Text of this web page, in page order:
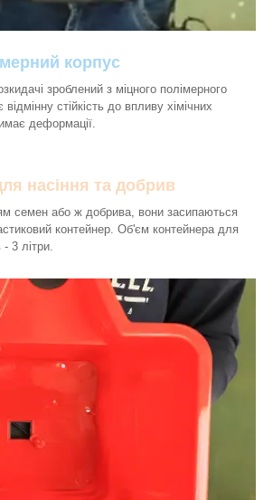
корпус
зроблений з міцного полімерного
стійкість до впливу хімічних
деформації.
насіння та добрив
семен або ж добрива, вони засипаються
контейнер. Об'єм контейнера для
- 3 літри.